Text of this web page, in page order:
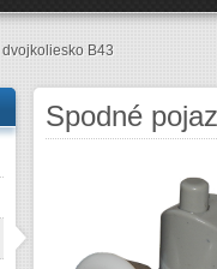
B43
Spodné